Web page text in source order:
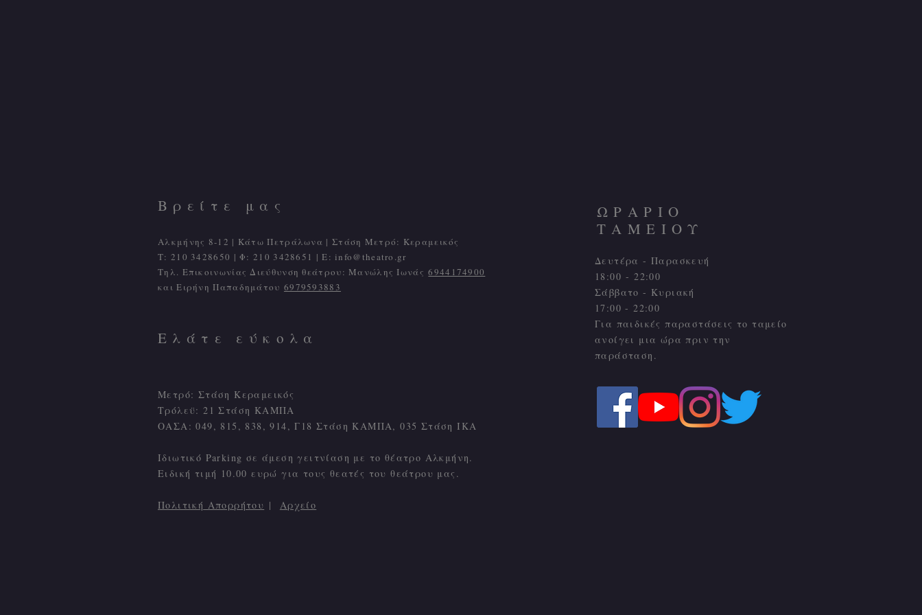
Βρείτε μας
Αλκμήνης 8-12 | Κάτω Πετράλωνα | Στάση Μετρό: Κεραμεικός
Τ: 210 3428650 | Φ: 210 3428651 | Ε: info@theatro.gr
Τηλ. Επικοινωνίας Διεύθυνση θεάτρου: Μανώλης Ιωνάς6944174900
και Ειρήνη Παπαδημάτου 6979593883
Ελάτε εύκολα
Μετρό: Στάση Κεραμεικός
Τρόλεϋ: 21 Στάση ΚΑΜΠΑ
ΟΑΣΑ: 049, 815, 838, 914, Γ18 Στάση ΚΑΜΠΑ, 035 Στάση ΙΚΑ
Ιδιωτικό Parking σε άμεση γειτνίαση με το θέατρο Αλκμήνη.
Ειδική τιμή 10.00 ευρώ για τους θεατές του θεάτρου μας.
Πολιτική Απορρήτου | Αρχείο
ΩΡΑΡΙΟ
ΤΑΜΕΙΟΥ
Δευτέρα - Παρασκευή
18:00 - 22:00
Σάββατο - Κυριακή
17:00 - 22:00
Για παιδικές παραστάσεις το ταμείο
ανοίγει μια ώρα πριν την
παράσταση.